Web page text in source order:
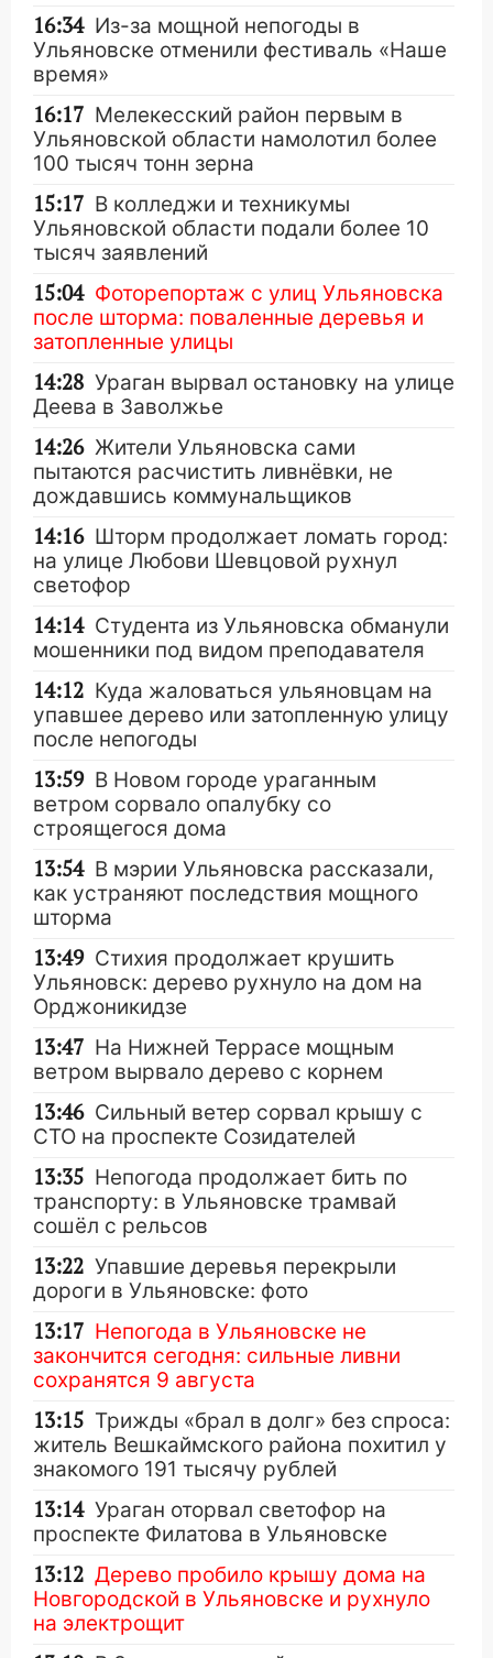
16:34 Из-за мощной непогоды в
Ульяновске отменили фестиваль «Наше
время»
16:17 Мелекесский район первым в
Ульяновской области намолотил более
100 тысяч тонн зерна
15:17 В колледжи и техникумы
Ульяновской области подали более 10
тысяч заявлений
15:04 Фоторепортаж с улиц Ульяновска
после шторма: поваленные деревья и
затопленные улицы
14:28 Ураган вырвал остановку на улице
Деева в Заволжье
14:26 Жители Ульяновска сами
пытаются расчистить ливнёвки, не
дождавшись коммунальщиков
14:16 Шторм продолжает ломать город:
на улице Любови Шевцовой рухнул
светофор
14:14 Студента из Ульяновска обманули
мошенники под видом преподавателя
14:12 Куда жаловаться ульяновцам на
упавшее дерево или затопленную улицу
после непогоды
13:59 В Новом городе ураганным
ветром сорвало опалубку со
строящегося дома
13:54 В мэрии Ульяновска рассказали,
как устраняют последствия мощного
шторма
13:49 Стихия продолжает крушить
Ульяновск: дерево рухнуло на дом на
Орджоникидзе
13:47 На Нижней Террасе мощным
ветром вырвало дерево с корнем
13:46 Сильный ветер сорвал крышу с
СТО на проспекте Созидателей
13:35 Непогода продолжает бить по
транспорту: в Ульяновске трамвай
сошёл с рельсов
13:22 Упавшие деревья перекрыли
дороги в Ульяновске: фото
13:17 Непогода в Ульяновске не
закончится сегодня: сильные ливни
сохранятся 9 августа
13:15 Трижды «брал в долг» без спроса:
житель Вешкаймского района похитил у
знакомого 191 тысячу рублей
13:14 Ураган оторвал светофор на
проспекте Филатова в Ульяновске
13:12 Дерево пробило крышу дома на
Новгородской в Ульяновске и рухнуло
на электрощит